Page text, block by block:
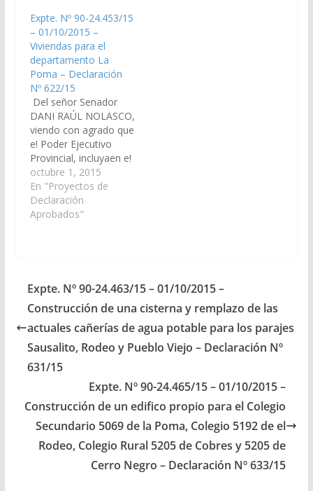
Negro y 3 en Cobres y
3 en Pueblo de La
Poma)…
Expte. Nº 90-24.453/15
– 01/10/2015 –
Viviendas para el
departamento La
Poma – Declaración
Nº 622/15
Del señor Senador
DANI RAÚL NOLASCO,
viendo con agrado que
e! Poder Ejecutivo
Provincial, incluyaen e!
Proyecto dePresupues
to General de la
Provincia -
Ejercicio 2.016, las
en el Pueblo de La
Poma, 15 en la
Localidad de Cobres,
10 en la localidad del
Rodeo y 10 en Cerro
Negro del
departamento
La Poma. (Expte. Nº
90-24.453/15 – A…
octubre 1, 2015
En "Proyectos de
Declaración
Aprobados"
Expte. Nº 90-24.463/15 – 01/10/2015 –
Construcción de una cisterna y remplazo de las
actuales cañerías de agua potable para los parajes
Sausalito, Rodeo y Pueblo Viejo – Declaración Nº
631/15
Expte. Nº 90-24.465/15 – 01/10/2015 –
Construcción de un edifico propio para el Colegio
Secundario 5069 de la Poma, Colegio 5192 de el
Rodeo, Colegio Rural 5205 de Cobres y 5205 de
Cerro Negro – Declaración Nº 633/15